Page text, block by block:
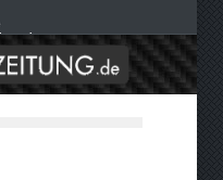
der